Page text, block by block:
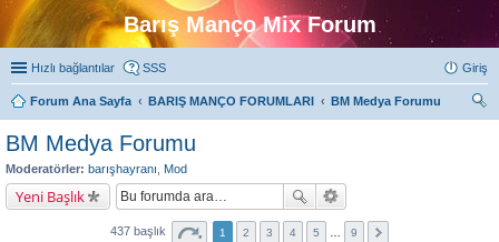
Barış Manço Mix Forum
Hızlı bağlantılar SSS Giriş
Forum Ana Sayfa BARIŞ MANÇO FORUMLARI
BM Medya Forumu
BM Medya Forumu
Moderatörler: barışhayranı Mod
Yeni Başlık
437 başlık 1 2 3 4 5 9